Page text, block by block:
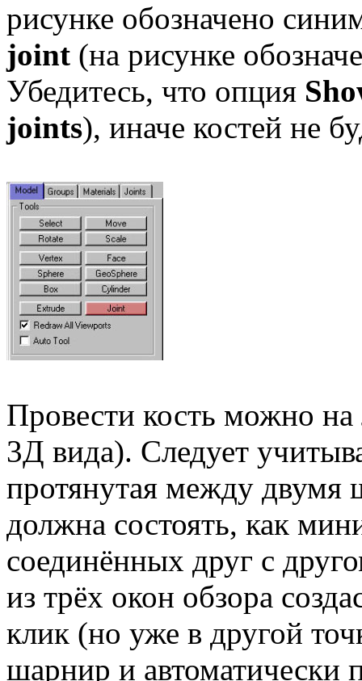
рисунке обозначено
joint (на рисунке
Убедитесь, что опция
joints), иначе костей не
Провести кость можно
3Д вида). Следует
протянутая между двумя
должна состоять, как
соединённых друг с
из трёх окон обзора
клик (но уже в другой
шарнир и автоматически